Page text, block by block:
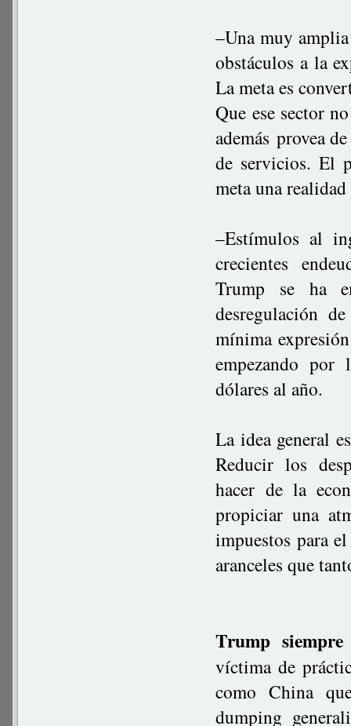
–Una muy
obstáculos a la
La meta es
Que ese sector
además provea
de servicios. El
meta una
–Estímulos al
crecientes
Trump se ha
desregulación
mínima
empezando por
dólares al año.
La idea general
Reducir los
hacer de la
propiciar una
impuestos para
aranceles que
Trump
víctima de
como China
dumping